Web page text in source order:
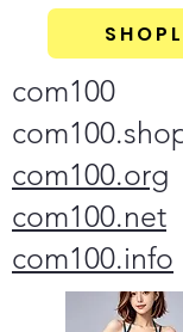
S H O P
com100
com100.org
com100.net
com100.info